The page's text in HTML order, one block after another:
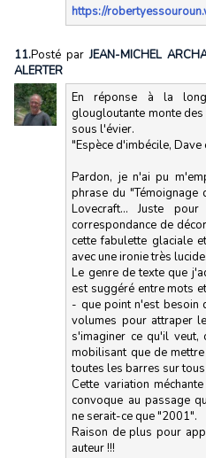
https://
11.Posté parJEAN-MICHEL
ALERTER
En réponse à la
glougloutante monte
sous l'évier.
"Espèce d'imbécile, Dave
Pardon, je n'ai pu
phrase du "Témoignage
Lovecraft... Juste
correspondance de
cette fabulette glaciale
avec une ironie très lucide.
Le genre de texte que
est suggéré entre mots
- que point n'est besoin
volumes pour attraper
s'imaginer ce qu'il
mobilisant que de
toutes les barres sur
Cette variation
convoque au passage
ne serait-ce que "2001".
Raison de plus pour
auteur !!!